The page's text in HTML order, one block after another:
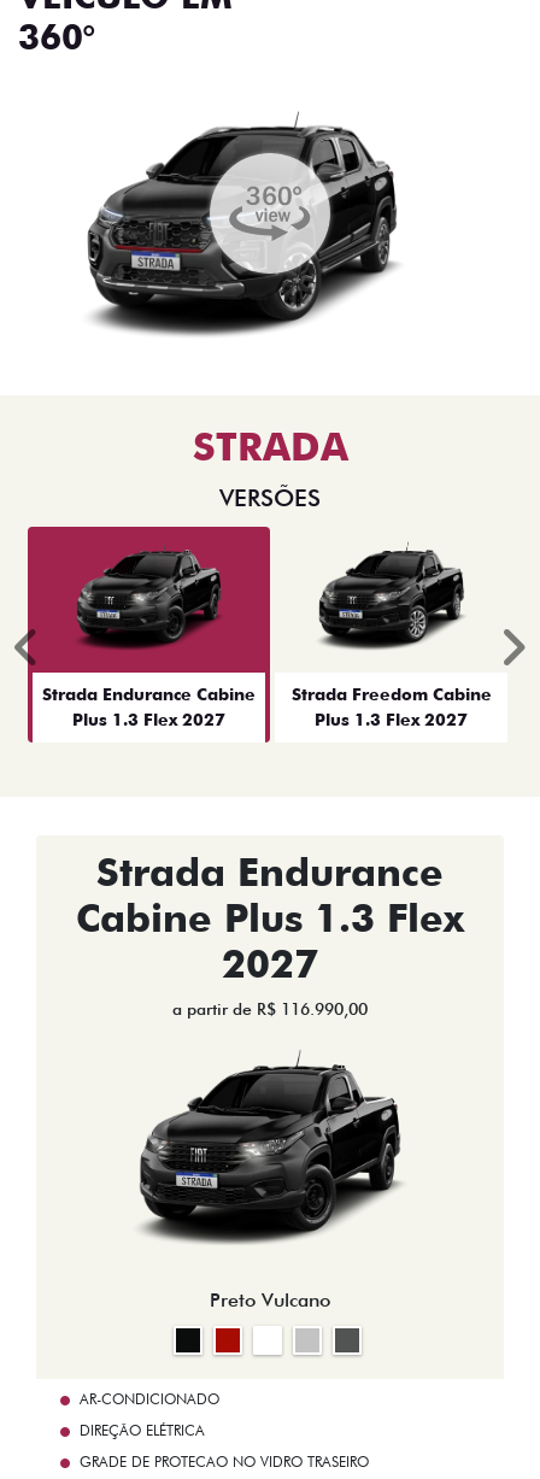
360°
STRADA
VERSÕES
Strada Endurance Cabine
Plus 1.3 Flex 2027
Strada Freedom Cabine
Plus 1.3 Flex 2027
Anterior
Strada Endurance
Cabine Plus 1.3 Flex
2027
a partir de R$ 116.990,00
Preto Vulcano
AR-CONDICIONADO
DIREÇÃO ELÉTRICA
GRADE DE PROTECAO NO VIDRO TRASEIRO